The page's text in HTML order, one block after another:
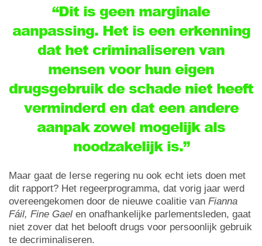
“Dit is geen marginale
aanpassing. Het is een erkenning
dat het criminaliseren van
mensen voor hun eigen
drugsgebruik de schade niet heeft
verminderd en dat een andere
aanpak zowel mogelijk als
noodzakelijk is.”
Maar gaat de Ierse regering nu ook echt iets doen met
dit rapport? Het regeerprogramma, dat vorig jaar werd
overeengekomen door de nieuwe coalitie van Fianna
Fáil, Fine Gael en onafhankelijke parlementsleden, gaat
niet zover dat het belooft drugs voor persoonlijk gebruik
te decriminaliseren.